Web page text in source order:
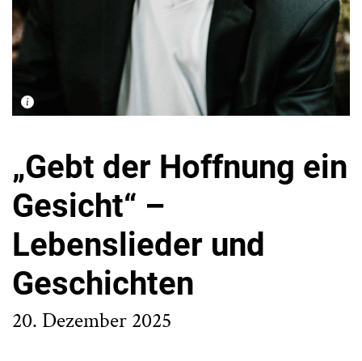
„Gebt der Hoffnung ein
Gesicht“ –
Lebenslieder und
Geschichten
20. Dezember 2025